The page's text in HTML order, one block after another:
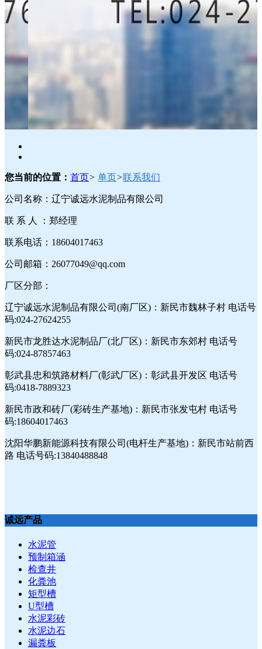
您当前的位置： 首页> 单页>联系我们
公司名称：辽宁诚远水泥制品有限公司
联 系 人 ：郑经理
联系电话：18604017463
公司邮箱：26077049@qq.com
厂区分部：
辽宁诚远水泥制品有限公司(南厂区)：新民市魏林子村 电话号
码:024-27624255
新民市龙胜达水泥制品厂(北厂区)：新民市东郊村 电话号
码:024-87857463
彰武县忠和筑路材料厂(彰武厂区)：彰武县开发区 电话号
码:0418-7889323
新民市政和砖厂(彩砖生产基地)：新民市张发屯村 电话号
码:18604017463
沈阳华鹏新能源科技有限公司(电杆生产基地)：新民市站前西
路 电话号码:13840488848
诚远产品
水泥管
预制箱涵
检查井
化粪池
矩型槽
U型槽
水泥彩砖
水泥边石
漏粪板